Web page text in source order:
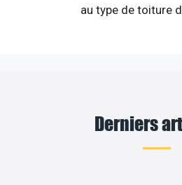
au type de toiture
Derniers